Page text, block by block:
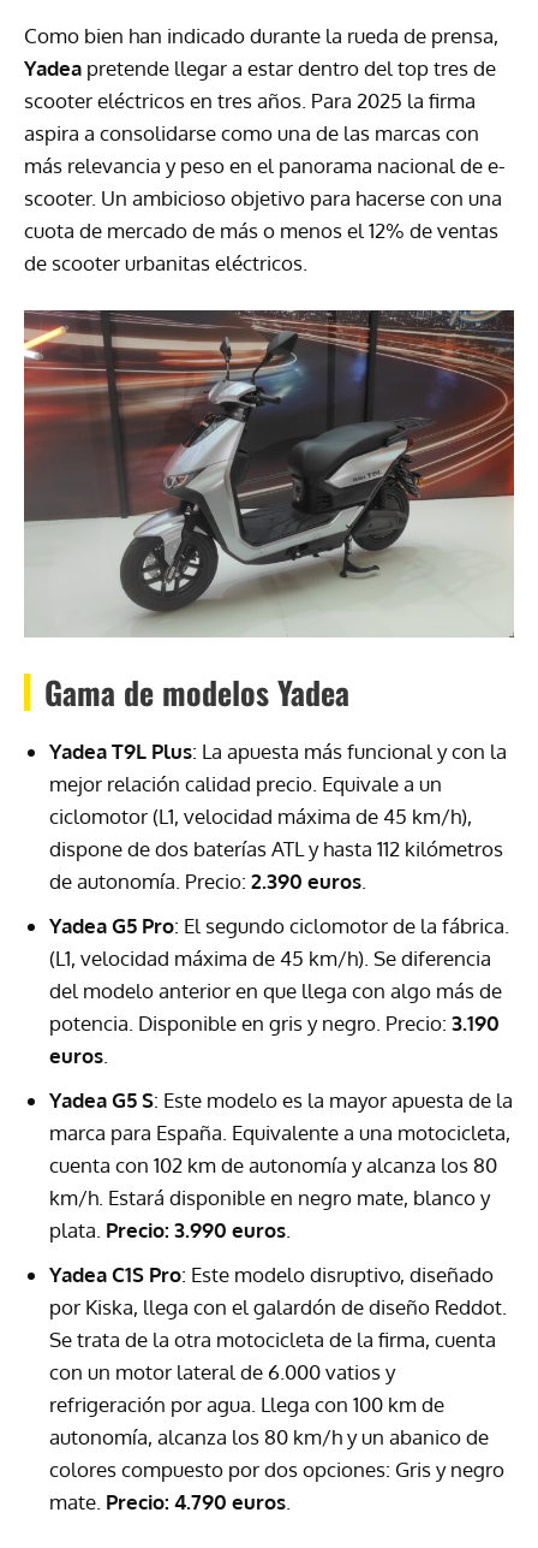
Como bien han indicado durante la rueda de prensa,
Yadea pretende llegar a estar dentro del top tres de
scooter eléctricos en tres años. Para 2025 la firma
aspira a consolidarse como una de las marcas con
más relevancia y peso en el panorama nacional de e-
scooter. Un ambicioso objetivo para hacerse con una
cuota de mercado de más o menos el 12% de ventas
de scooter urbanitas eléctricos.
Gama de modelos Yadea
Yadea T9L Plus: La apuesta más funcional y con la
mejor relación calidad precio. Equivale a un
ciclomotor (L1, velocidad máxima de 45 km/h),
dispone de dos baterías ATL y hasta 112 kilómetros
de autonomía. Precio: 2.390 euros
Yadea G5 Pro: El segundo ciclomotor de la fábrica.
(L1, velocidad máxima de 45 km/h). Se diferencia
del modelo anterior en que llega con algo más de
potencia. Disponible en gris y negro. Precio: 3.190
euros
Yadea G5 S: Este modelo es la mayor apuesta de la
marca para España. Equivalente a una motocicleta,
cuenta con 102 km de autonomía y alcanza los 80
km/h. Estará disponible en negro mate, blanco y
plata. Precio: 3.990 euros
Yadea C1S Pro: Este modelo disruptivo, diseñado
por Kiska, llega con el galardón de diseño Reddot.
Se trata de la otra motocicleta de la firma, cuenta
con un motor lateral de 6.000 vatios y
refrigeración por agua. Llega con 100 km de
autonomía, alcanza los 80 km/h y un abanico de
colores compuesto por dos opciones: Gris y negro
mate. Precio: 4.790 euros